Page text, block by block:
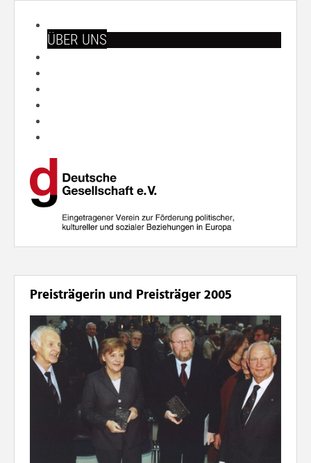
ÜBER UNS
ARBEITSFELDER
Preisträgerin und Preisträger 2005